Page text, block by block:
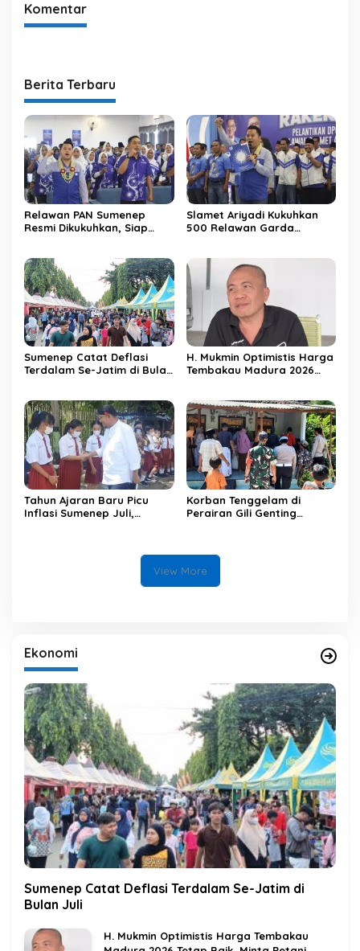
Komentar
Berita Terbaru
Relawan PAN Sumenep
Resmi Dikukuhkan, Siap
Slamet Ariyadi Kukuhkan
500 Relawan Garda
Sumenep Catat Deflasi
Terdalam Se-Jatim di Bulan
H. Mukmin Optimistis Harga
Tembakau Madura 2026
Tahun Ajaran Baru Picu
Inflasi Sumenep Juli,
Korban Tenggelam di
Perairan Gili Genting
View More
Ekonomi
Sumenep Catat Deflasi Terdalam Se-Jatim di
Bulan Juli
H. Mukmin Optimistis Harga Tembakau